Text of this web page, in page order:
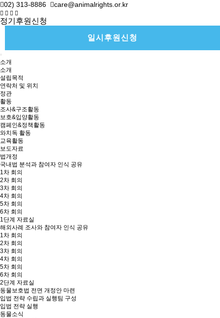
02) 313-8886 care@animalrights.or.kr
정기후원신청
일시후원신청
소개
소개
설립목적
연락처 및 위치
정관
활동
조사&구조활동
보호&입양활동
캠페인&정책활동
와치독 활동
교육활동
보도자료
법개정
국내법 분석과 참여자 인식 공유
1차 회의
2차 회의
3차 회의
4차 회의
5차 회의
6차 회의
1단계 자료실
해외사례 조사와 참여자 인식 공유
1차 회의
2차 회의
3차 회의
4차 회의
5차 회의
6차 회의
2단계 자료실
동물보호법 전면 개정안 마련
입법 전략 수립과 실행팀 구성
입법 전략 실행
동물소식